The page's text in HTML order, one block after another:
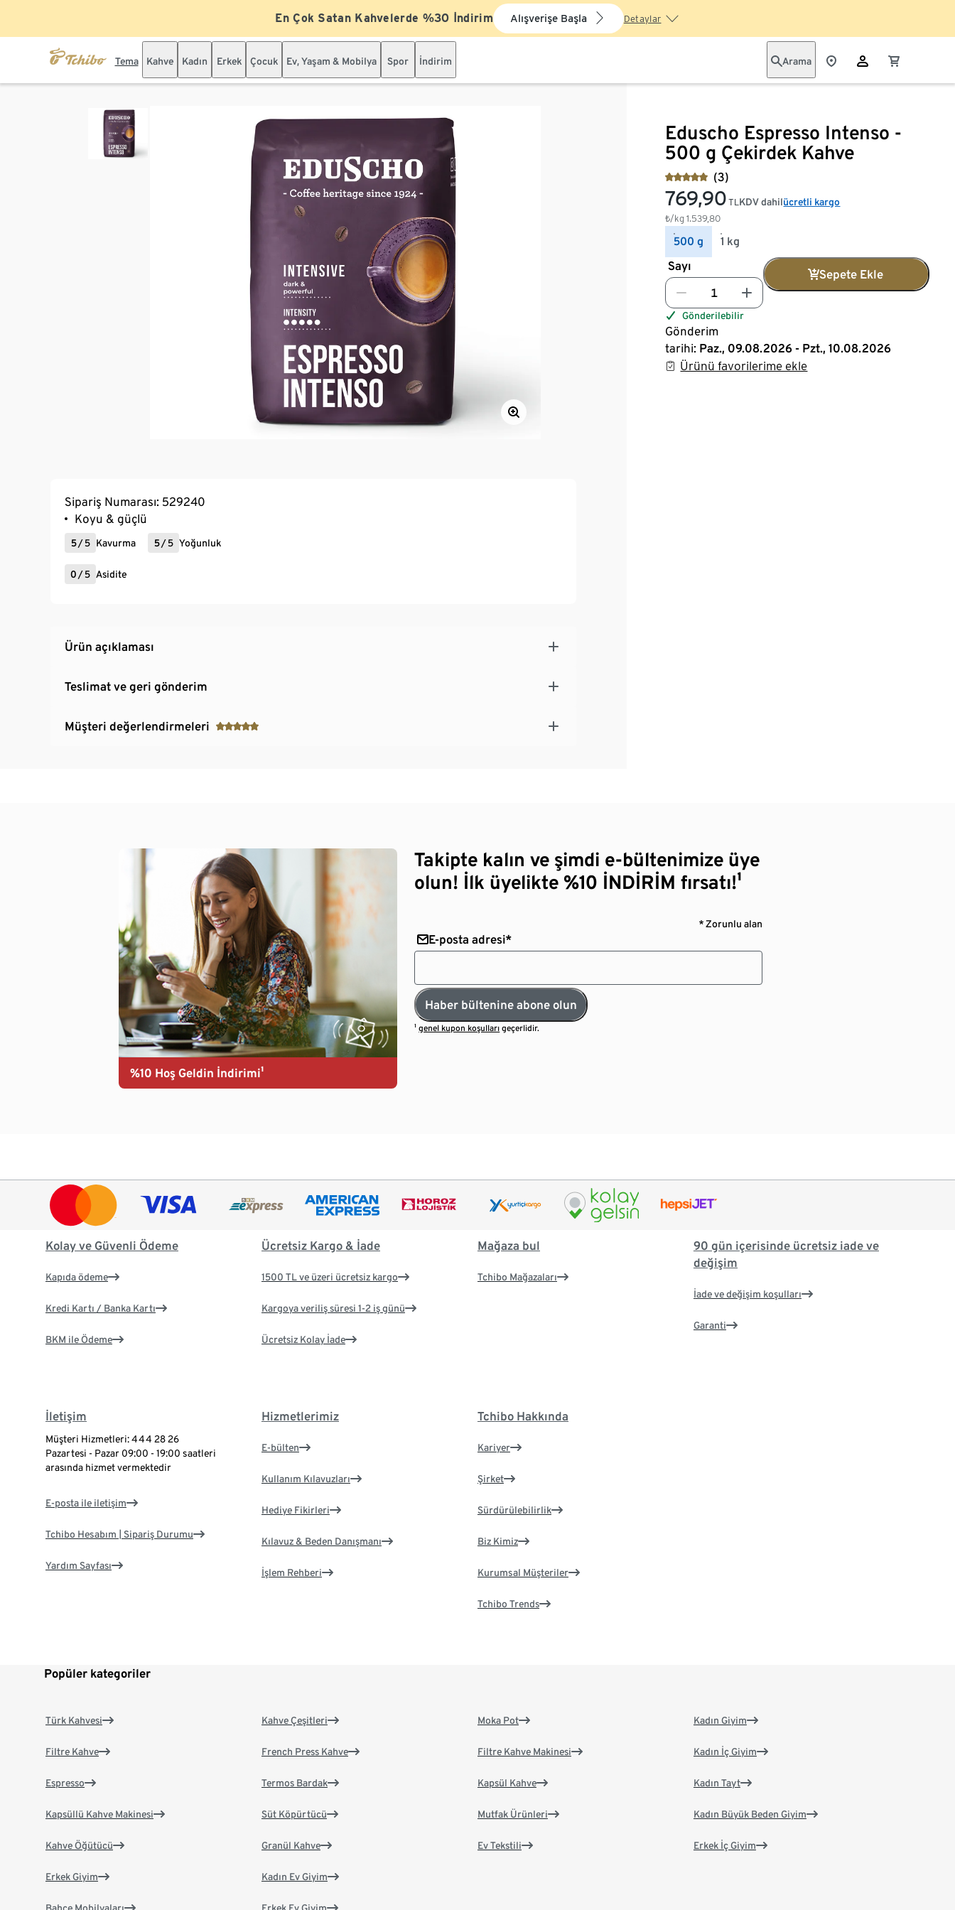
En Çok Satan Kahvelerde %30 İndirim Alışverişe Başla Detaylar
Tema Kahve Kadın Erkek Çocuk Ev, Yaşam & Mobilya Spor İndirim Arama
Eduscho Espresso Intenso -
500 g Çekirdek Kahve
(3)
769,90 TL
₺/kg1.539,80
KDV dahilücretli kargo
500 g 1 kg
Sayı
Sepete Ekle
Gönderilebilir
Gönderim
tarihi: Paz., 09.08.2026 - Pzt., 10.08.2026
Ürünü favorilerime ekle
Sipariş Numarası: 529240
Koyu & güçlü
5 / 5 Kavurma 5 / 5 Yoğunluk
0 /5 Asidite
Ürün açıklaması
Teslimat ve geri gönderim
Müşteri değerlendirmeleri
%10 Hoş Geldin İndirimi¹
Takipte kalın ve şimdi e-bültenimize üye
olun! İlk üyelikte %10 İNDİRİM fırsatı!¹
* Zorunlu alan
E-posta adresi*
Haber bültenine abone olun
¹genel kupon koşulları geçerlidir.
Kolay ve Güvenli Ödeme
Kapıda ödeme
Kredi Kartı / Banka Kartı
BKM ile Ödeme
Ücretsiz Kargo & İade
1500 TL ve üzeri ücretsiz kargo
Kargoya veriliş süresi 1-2 iş günü
Ücretsiz Kolay İade
Mağaza bul
Tchibo Mağazaları
90 gün içerisinde ücretsiz iade ve
değişim
İade ve değişim koşulları
Garanti
İletişim
Müşteri Hizmetleri: 444 28 26
Pazartesi - Pazar 09:00 - 19:00 saatleri
arasında hizmet vermektedir
E-posta ile iletişim
Tchibo Hesabım | Sipariş Durumu
Yardım Sayfası
Hizmetlerimiz
E-bülten
Kullanım Kılavuzları
Hediye Fikirleri
Kılavuz & Beden Danışmanı
İşlem Rehberi
Tchibo Hakkında
Kariyer
Şirket
Sürdürülebilirlik
Biz Kimiz
Kurumsal Müşteriler
Tchibo Trends
Popüler kategoriler
Türk Kahvesi
Filtre Kahve
Espresso
Kapsüllü Kahve Makinesi
Kahve Öğütücü
Kahve Çeşitleri
French Press Kahve
Termos Bardak
Süt Köpürtücü
Granül Kahve
Moka Pot
Filtre Kahve Makinesi
Kapsül Kahve
Mutfak Ürünleri
Ev Tekstili
Kadın Giyim
Kadın İç Giyim
Kadın Tayt
Kadın Büyük Beden Giyim
Erkek İç Giyim
Erkek Giyim Kadın Ev Giyim